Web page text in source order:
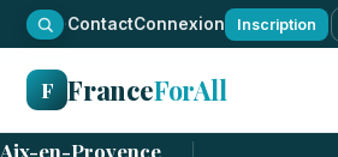
·ContactConnexion Inscription
F FranceForAll
Aix-en-Provence